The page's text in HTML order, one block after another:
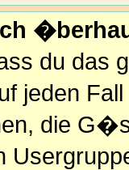
du das
jeden
die